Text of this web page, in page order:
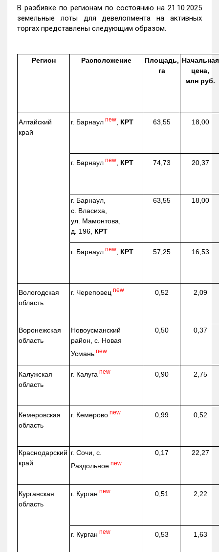
В разбивке по регионам по состоянию на 21.10.2025
земельные лоты для девелопмента на активных
торгах представлены следующим образом.
Регион Расположение
Площадь,
га
Начальная
цена,
млн руб.
Алтайский
край
г. Барнаул new КРТ 63,55 18,00
г. Барнаул new КРТ 74,73 20,37
г. Барнаул,
с. Власиха,
ул. Мамонтова,
д. 196, КРТ
63,55 18,00
г. Барнаул new КРТ 57,25 16,53
Вологодская
область
г. Череповец new 0,52 2,09
Воронежская
область
Новоусманский
район, с. Новая
Усмань new
0,50 0,37
Калужская
область
г. Калуга new 0,90 2,75
Кемеровская
область
г. Кемерово new 0,99 0,52
Краснодарский
край
г. Сочи, с.
Раздольное new
0,17 22,27
Курганская
область
г. Курган new 0,51 2,22
г. Курган new 0,53 1,63